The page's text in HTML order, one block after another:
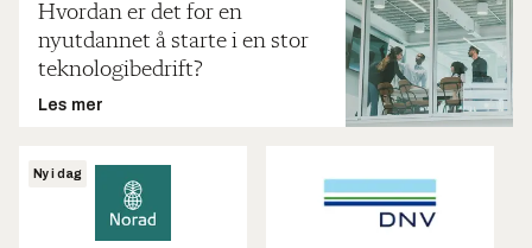
Hvordan er det for en
nyutdannet å starte i en stor
teknologibedrift?
Les mer
Ny i dag